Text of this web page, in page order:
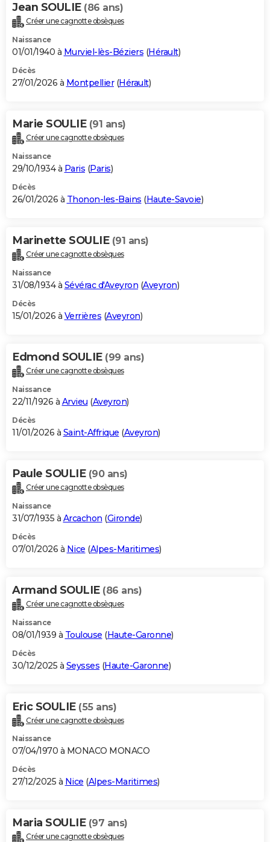
Jean SOULIE (86 ans)
Créer une cagnotte obsèques
Naissance
01/01/1940 à Murviel-lès-Béziers (Hérault)
Décès
27/01/2026 à Montpellier(Hérault)
Marie SOULIE (91 ans)
Créer une cagnotte obsèques
Naissance
29/10/1934 à Paris (Paris)
Décès
26/01/2026 à Thonon-les-Bains (Haute-Savoie)
Marinette SOULIE (91 ans)
Créer une cagnotte obsèques
Naissance
31/08/1934 à Sévérac d'Aveyron (Aveyron)
Décès
15/01/2026 à Verrières (Aveyron)
Edmond SOULIE (99 ans)
Créer une cagnotte obsèques
Naissance
22/11/1926 à Arvieu (Aveyron)
Décès
11/01/2026 à Saint-Affrique (Aveyron)
Paule SOULIE (90 ans)
Créer une cagnotte obsèques
Naissance
31/07/1935 à Arcachon (Gironde)
Décès
07/01/2026 à Nice (Alpes-Maritimes)
Armand SOULIE (86 ans)
Créer une cagnotte obsèques
Naissance
08/01/1939 à Toulouse (Haute-Garonne)
Décès
30/12/2025 à Seysses (Haute-Garonne)
Eric SOULIE (55 ans)
Créer une cagnotte obsèques
Naissance
07/04/1970 à MONACO MONACO
Décès
27/12/2025 à Nice (Alpes-Maritimes)
Maria SOULIE (97 ans)
Créer une cagnotte obsèques